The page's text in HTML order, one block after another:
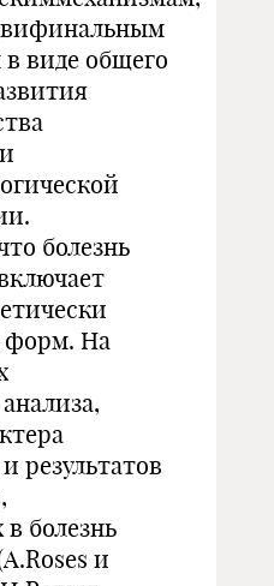
виде общего
болезнь
форм. На
результатов
болезнь
и